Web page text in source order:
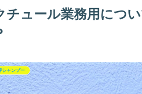
チュール業務用につ
シャンプー